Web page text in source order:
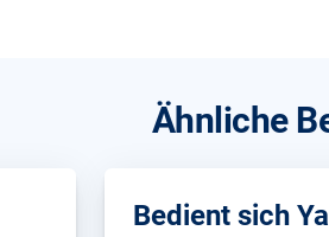
Ähnliche
Bedient sich